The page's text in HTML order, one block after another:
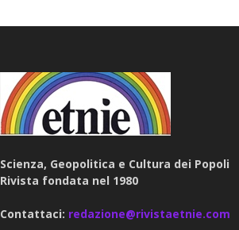
Scienza, Geopolitica e Cultura dei Popoli
Rivista fondata nel 1980
Contattaci: redazione@rivistaetnie.com